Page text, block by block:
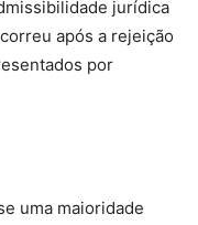
jurídica
após a rejeição
por
uma maioridade